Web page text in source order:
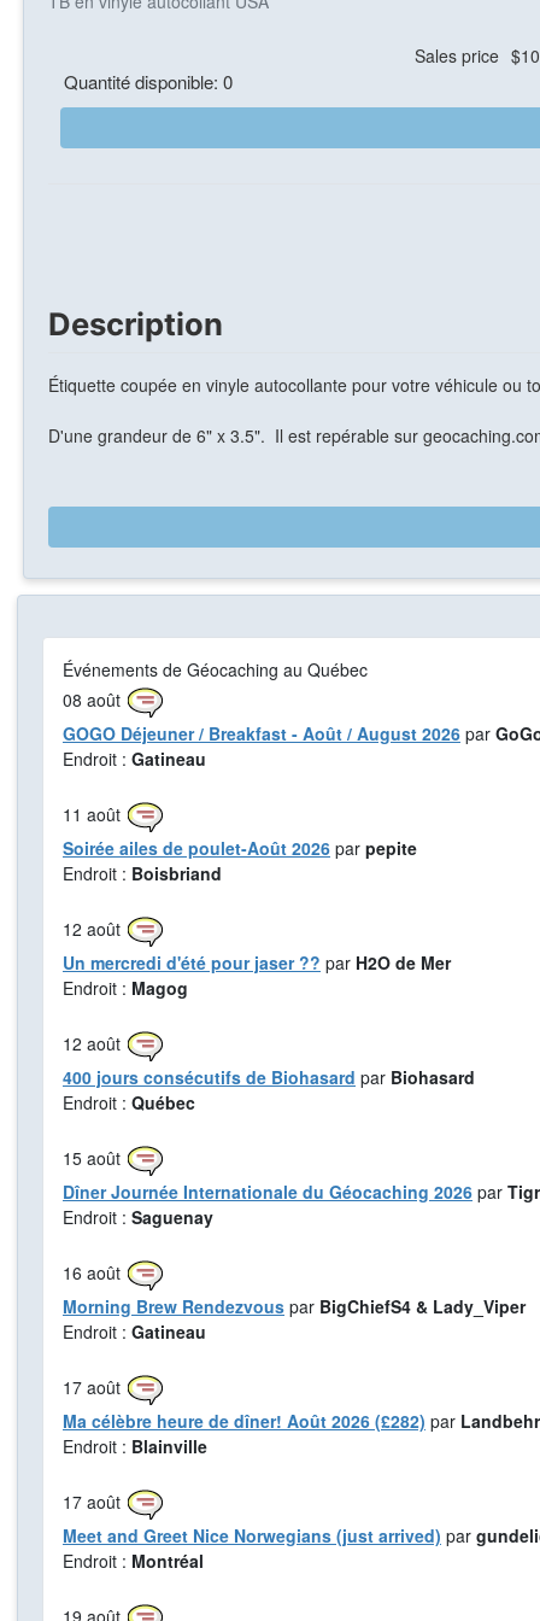
Sales price
Quantité disponible: 0
Description
Étiquette coupée en vinyle autocollante pour votre véhicule ou
D'une grandeur de 6" x 3.5". Il est repérable sur
Événements de Géocaching au Québec
08 août
GOGO Déjeuner / Breakfast - Août / August 2026 par
Endroit : Gatineau
11 août
Soirée ailes de poulet-Août 2026 par pepite
Endroit : Boisbriand
12 août
Un mercredi d'été pour jaser ?? par H2O de Mer
Endroit : Magog
12 août
400 jours consécutifs de Biohasard par Biohasard
Endroit : Québec
15 août
Dîner Journée Internationale du Géocaching 2026 par
Endroit : Saguenay
16 août
Morning Brew Rendezvous par BigChiefS4 & Lady_Viper
Endroit : Gatineau
17 août
Ma célèbre heure de dîner! Août 2026 (£282) par
Endroit : Blainville
17 août
Meet and Greet Nice Norwegians (just arrived) par
Endroit : Montréal
19 août